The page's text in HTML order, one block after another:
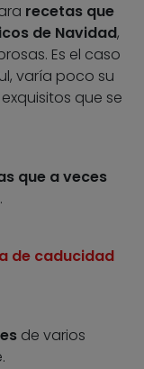
recetas que
de Navidad,
Es el caso
varía poco su
que se
que a veces
.
de caducidad
de varios